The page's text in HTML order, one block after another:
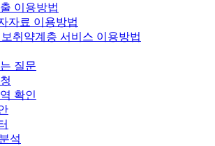
이용방법
자료 이용방법
보취약계층 서비스 이용방법
질문
확인
석